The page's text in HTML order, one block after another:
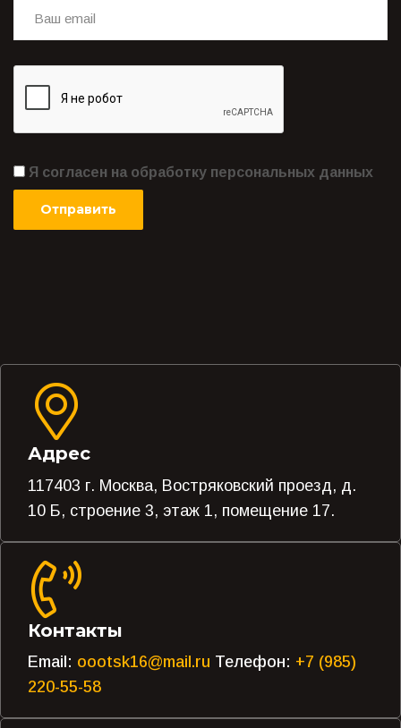
Я согласен на обработку персональных данных
Адрес
117403 г. Москва, Востряковский проезд, д.
10 Б, строение 3, этаж 1, помещение 17.
Контакты
Email: oootsk16@mail.ru Телефон: +7 (985)
220-55-58